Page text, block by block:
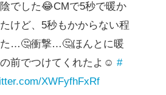
でした😂CMで5秒で暖か
けど、5秒もかからない程
…🤔衝撃…🤔ほんとに暖
前でつけてくれたよ☺️ #
XWFyfhFxRf